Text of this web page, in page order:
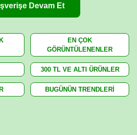
Devam Et
EN ÇOK
GÖRÜNTÜLENENLER
300 TL VE ALTI ÜRÜNLER
BUGÜNÜN TRENDLERİ